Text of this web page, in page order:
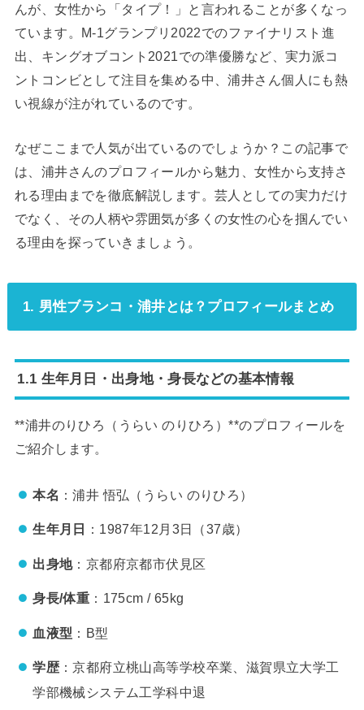
んが、女性から「タイプ！」と言われることが多くなっ
ています。M-1グランプリ2022でのファイナリスト進
出、キングオブコント2021での準優勝など、実力派コ
ントコンビとして注目を集める中、浦井さん個人にも熱
い視線が注がれているのです。
なぜここまで人気が出ているのでしょうか？この記事で
は、浦井さんのプロフィールから魅力、女性から支持さ
れる理由までを徹底解説します。芸人としての実力だけ
でなく、その人柄や雰囲気が多くの女性の心を掴んでい
る理由を探っていきましょう。
1. 男性ブランコ・浦井とは？プロフィールまとめ
1.1 生年月日・出身地・身長などの基本情報
**浦井のりひろ（うらい のりひろ）**のプロフィールを
ご紹介します。
本名 ：浦井 悟弘（うらい のりひろ）
生年月日 ：1987年12月3日（37歳）
出身地：京都府京都市伏見区
身長/体重 ：175cm / 65kg
血液型 ：B型
学歴：京都府立桃山高等学校卒業、滋賀県立大学工
学部機械システム工学科中退